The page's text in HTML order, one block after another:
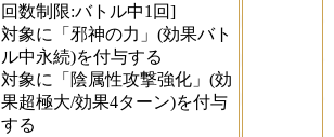
回数制限:バトル中1回]
対象に「邪神の力」(効果バト
ル中永続)を付与する
対象に「陰属性攻撃強化」(効
果超極大/効果4ターン)を付与
する